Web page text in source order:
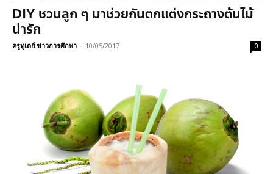
DIY ชวนลูก ๆ มาช่วยกันตกแต่งกระถางต้นไม้
น่ารัก
ครูทูเดย์ ข่าวการศึกษา - 10/05/2017 0